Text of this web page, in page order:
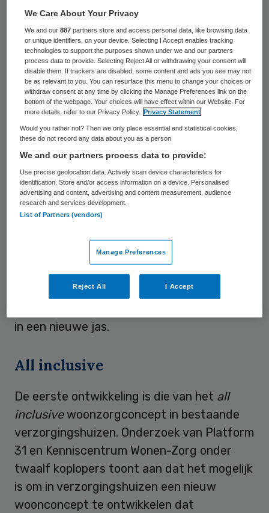
koffie drinken, kijkt hij om zich heen. “Het is
toch wat”, verzucht hij, “Al die oude
mensen. Nee, da’s niks voor mij”. Hij is blij
met zijn seniorenappartement in de buurt
en realiseert zich niet dat hij verreweg de
oudste bezoeker van de rommelmarkt is.
Toch is mijn schoonvader niet maatgevend
voor de voorkeur van ouderen. Het
verzorgingshuis is bezig met een revival,
lijkt het wel. Vonden we een aantal jaar
geleden dat het bejaardenhuis volledig uit
de tijd was, nu de overheid daadwerkelijk
de toegang beperkt, zijn er opeens heel veel
fans. In veel gevallen lijkt het me een reflex
die vaker optreedt bij veranderingen, maar
twee ontwikkelingen laten wel degelijk zien
in een nieuwe jas.
All inclusive
De eerste ontwikkeling is die van het all
inclusivewoonzorgconcept in bestaande
verzorgingshuizen. Onderzoek van Platform
31 en Kenniscentrum Wonen-Zorg onder
twaalf koplopers toont aan dat het mogelijk
is om in verzorgingshuizen een nieuw
woonconcept te ontwikkelen dat
We Care About Your Privacy
We and our887 partners store and access personal data, like browsing data
or unique identifiers, on your device. Selecting I Accept enables tracking
technologies to support the purposes shown under we and our partners
process data to provide. Selecting Reject All or withdrawing your consent will
disable them. If trackers are disabled, some content and ads you see may not
be as relevant to you. You can resurface this menu to change your choices or
withdraw consent at any time by clicking the Manage Preferences link on the
bottom of the webpage. Your choices will have effect within our Website. For
more details, refer to our Privacy Policy.
Privacy Statement
Would you rather not? Then we only place essential and statistical cookies,
these do not record any data about you as a person
We and our partners process data to provide:
Use precise geolocation data. Actively scan device characteristics for
identification. Store and/or access information on a device. Personalised
advertising and content, advertising and content measurement, audience
research and services development.
List of Partners (vendors)
Manage Preferences
Reject All I Accept